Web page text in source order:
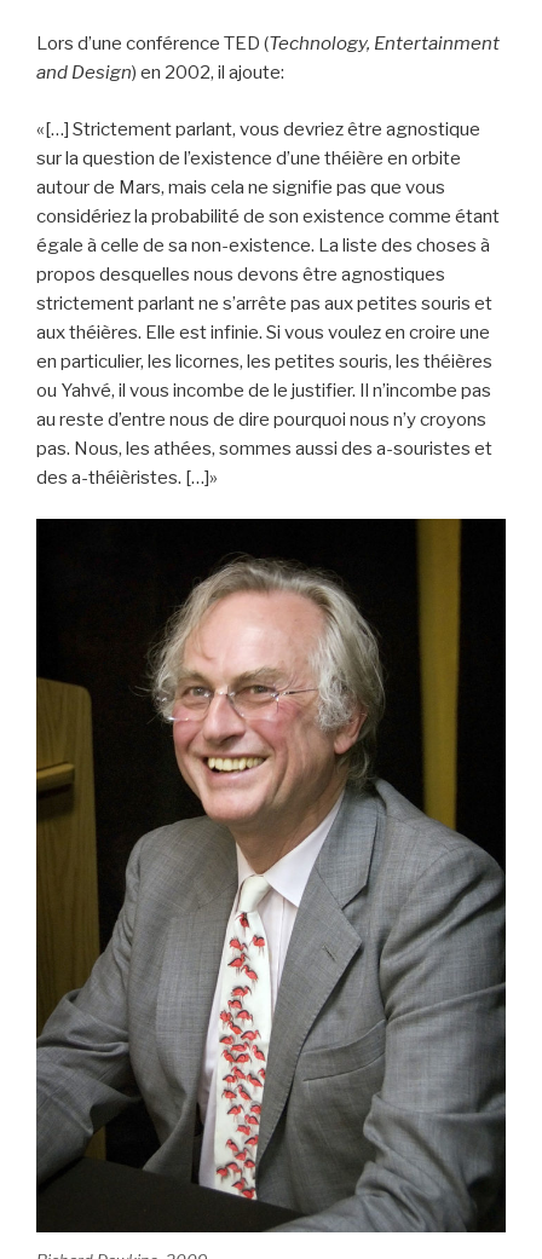
Lors d’une conférence TED (Technology, Entertainment
and Design) en 2002, il ajoute:
«[…] Strictement parlant, vous devriez être agnostique
sur la question de l’existence d’une théière en orbite
autour de Mars, mais cela ne signifie pas que vous
considériez la probabilité de son existence comme étant
égale à celle de sa non-existence. La liste des choses à
propos desquelles nous devons être agnostiques
strictement parlant ne s’arrête pas aux petites souris et
aux théières. Elle est infinie. Si vous voulez en croire une
en particulier, les licornes, les petites souris, les théières
ou Yahvé, il vous incombe de le justifier. Il n’incombe pas
au reste d’entre nous de dire pourquoi nous n’y croyons
pas. Nous, les athées, sommes aussi des a-souristes et
des a-théièristes. […]»